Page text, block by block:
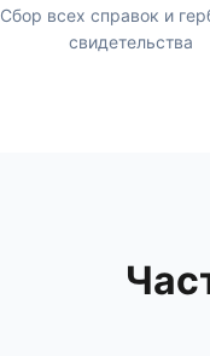
Сбор всех справок и
свидетельства